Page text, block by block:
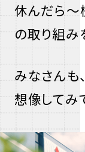
休んだら〜
の取り組み
みなさんも
想像してみ